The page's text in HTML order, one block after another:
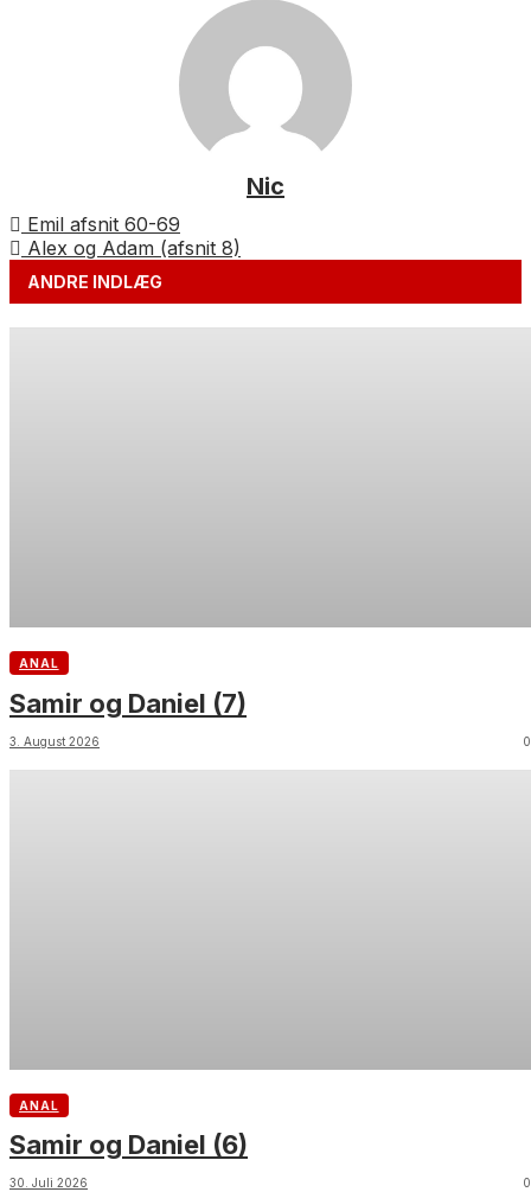
Nic
Emil afsnit 60-69
Alex og Adam (afsnit 8)
ANDRE INDLÆG
ANAL
Samir og Daniel (7)
3. August 2026 0
ANAL
Samir og Daniel (6)
30. Juli 2026 0